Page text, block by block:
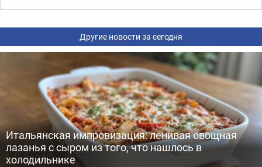
Другие новости за сегодня
Итальянская импровизация: ленивая овощная
лазанья с сыром из того, что нашлось в
холодильнике